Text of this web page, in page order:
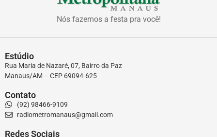
Nós fazemos a festa pra você!
Estúdio
Rua Maria de Nazaré, 07, Bairro da Paz
Manaus/AM – CEP 69094-625
Contato
(92) 98466-9109
radiometromanaus@gmail.com
Redes Sociais